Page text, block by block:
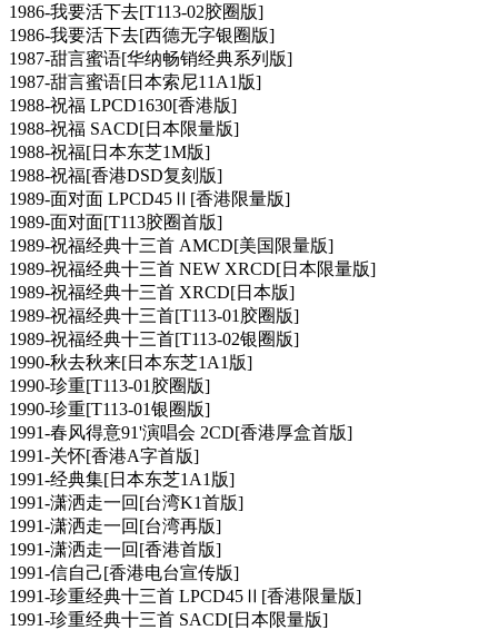
1986-我要活下去[T113-02胶圈版]
1986-我要活下去[西德无字银圈版]
1987-甜言蜜语[华纳畅销经典系列版]
1987-甜言蜜语[日本索尼11A1版]
1988-祝福 LPCD1630[香港版]
1988-祝福 SACD[日本限量版]
1988-祝福[日本东芝1M版]
1988-祝福[香港DSD复刻版]
1989-面对面 LPCD45Ⅱ[香港限量版]
1989-面对面[T113胶圈首版]
1989-祝福经典十三首 AMCD[美国限量版]
1989-祝福经典十三首 NEW XRCD[日本限量版]
1989-祝福经典十三首 XRCD[日本版]
1989-祝福经典十三首[T113-01胶圈版]
1989-祝福经典十三首[T113-02银圈版]
1990-秋去秋来[日本东芝1A1版]
1990-珍重[T113-01胶圈版]
1990-珍重[T113-01银圈版]
1991-春风得意91'演唱会 2CD[香港厚盒首版]
1991-关怀[香港A字首版]
1991-经典集[日本东芝1A1版]
1991-潇洒走一回[台湾K1首版]
1991-潇洒走一回[台湾再版]
1991-潇洒走一回[香港首版]
1991-信自己[香港电台宣传版]
1991-珍重经典十三首 LPCD45Ⅱ[香港限量版]
1991-珍重经典十三首 SACD[日本限量版]